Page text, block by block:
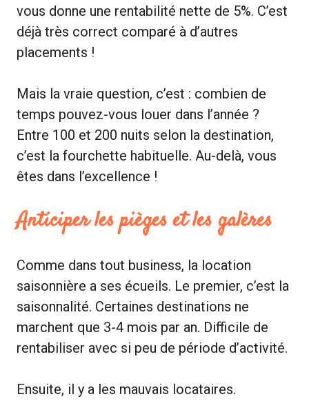
vous donne une rentabilité nette de 5%. C’est
déjà très correct comparé à d’autres
placements !
Mais la vraie question, c’est : combien de
temps pouvez-vous louer dans l’année ?
Entre 100 et 200 nuits selon la destination,
c’est la fourchette habituelle. Au-delà, vous
êtes dans l’excellence !
Anticiper les pièges et les galères
Comme dans tout business, la location
saisonnière a ses écueils. Le premier, c’est la
saisonnalité. Certaines destinations ne
marchent que 3-4 mois par an. Difficile de
rentabiliser avec si peu de période d’activité.
Ensuite, il y a les mauvais locataires.